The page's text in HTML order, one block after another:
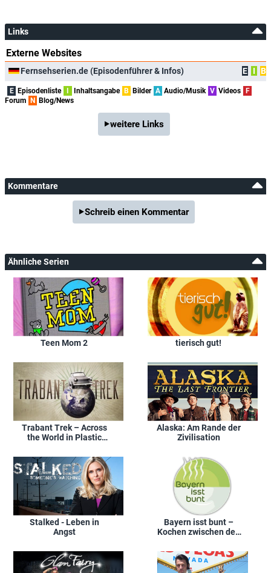
Links
Externe Websites
Fernsehserien.de (Episodenführer & Infos) E I B
E Episodenliste I Inhaltsangabe B Bilder A Audio/Musik V Videos F
Forum N Blog/News
weitere Links
Kommentare
Schreib einen Kommentar
Ähnliche Serien
Teen Mom 2 tierisch gut!
Trabant Trek – Across
the World in Plastic
Alaska: Am Rande der
Zivilisation
Stalked - Leben in
Angst
Bayern isst bunt –
Kochen zwischen den